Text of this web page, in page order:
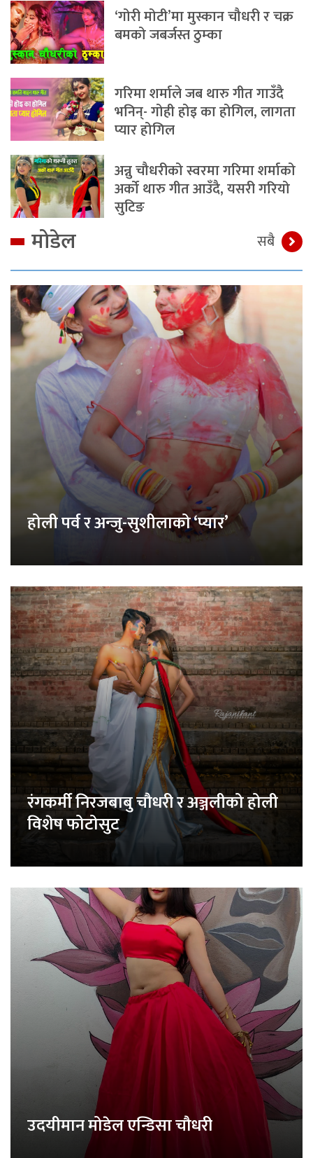
‘गोरी मोटी’मा मुस्कान चौधरी र चक्र
बमको जबर्जस्त ठुम्का
गरिमा शर्माले जब थारु गीत गाउँदै
भनिन्- गोही होइ का होगिल, लागता
प्यार होगिल
अन्नु चौधरीको स्वरमा गरिमा शर्माको
अर्को थारु गीत आउँदै, यसरी गरियो
सुटिङ
मोडेल सबै
होली पर्व र अन्जु-सुशीलाको ‘प्यार’
रंगकर्मी निरजबाबु चौधरी र अञ्जलीको होली
विशेष फोटोसुट
उदयीमान मोडेल एन्डिसा चौधरी